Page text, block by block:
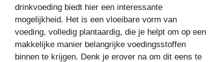
drinkvoeding biedt hier een interessante
mogelijkheid. Het is een vloeibare vorm van
voeding, volledig plantaardig, die je helpt om op een
makkelijke manier belangrijke voedingsstoffen
binnen te krijgen. Denk je erover na om dit eens te